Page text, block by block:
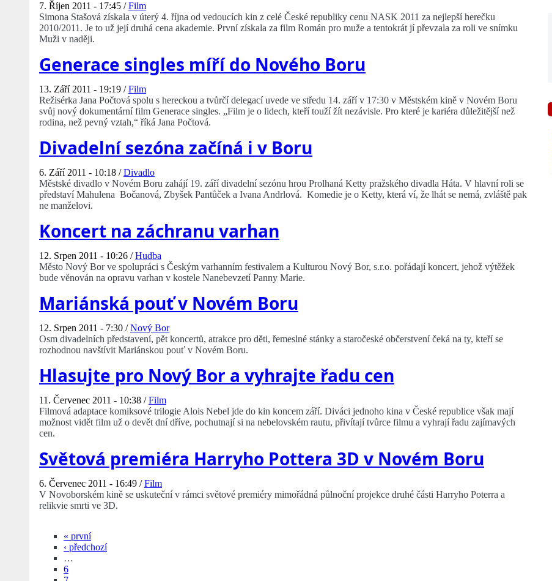
7. Říjen 2011 - 17:45 /Film
Simona Stašová získala v úterý 4. října od vedoucích kin z celé České republiky cenu NASK 2011 za nejlepší herečku
2010/2011. Je to už její druhá cena akademie. První získala za film Román pro muže a tentokrát jí převzala za roli ve snímku
Muži v naději.
Generace singles míří do Nového Boru
13. Září 2011 - 19:19 /Film
Režisérka Jana Počtová spolu s hereckou a tvůrčí delegací uvede ve středu 14. září v 17:30 v Městském kině v Novém Boru
svůj nový dokumentární film Generace singles. „Film je o lidech, kteří touží žít nezávisle. Pro které je kariéra důležitější než
rodina, než pevný vztah,“ říká Jana Počtová.
Divadelní sezóna začíná i v Boru
6. Září 2011 - 10:18 /Divadlo
Městské divadlo v Novém Boru zahájí 19. září divadelní sezónu hrou Prolhaná Ketty pražského divadla Háta. V hlavní roli se
představí Mahulena Bočanová, Zbyšek Pantůček a Ivana Andrlová. Komedie je o Ketty, která ví, že lhát se nemá, zvláště pak
ne manželovi.
Koncert na záchranu varhan
12. Srpen 2011 - 10:26 /Hudba
Město Nový Bor ve spolupráci s Českým varhanním festivalem a Kulturou Nový Bor, s.r.o. pořádají koncert, jehož výtěžek
bude věnován na opravu varhan v kostele Nanebevzetí Panny Marie.
Mariánská pouť v Novém Boru
12. Srpen 2011 - 7:30 /Nový Bor
Osm divadelních představení, pět koncertů, atrakce pro děti, řemeslné stánky a staročeské občerstvení čeká na ty, kteří se
rozhodnou navštívit Mariánskou pouť v Novém Boru.
Hlasujte pro Nový Bor a vyhrajte řadu cen
11. Červenec 2011 - 10:38 /Film
Filmová adaptace komiksové trilogie Alois Nebel jde do kin koncem září. Diváci jednoho kina v České republice však mají
možnost vidět film už o devět dní dříve, pochutnají si na nebelovském rautu, přivítají tvůrce filmu a vyhrají řadu zajímavých
cen.
Světová premiéra Harryho Pottera 3D v Novém Boru
6. Červenec 2011 - 16:49 /Film
V Novoborském kině se uskuteční v rámci světové premiéry mimořádná půlnoční projekce druhé části Harryho Poterra a
relikvie smrti ve 3D.
« první
‹ předchozí
…
6